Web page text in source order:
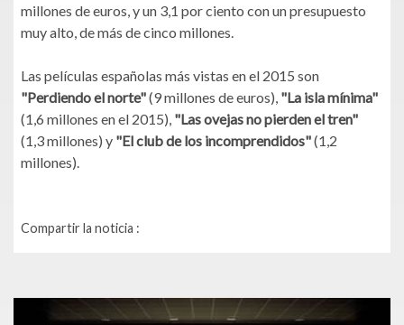
millones de euros, y un 3,1 por ciento con un presupuesto
muy alto, de más de cinco millones.
Las películas españolas más vistas en el 2015 son
"Perdiendo el norte"(9 millones de euros), "La isla mínima"
(1,6 millones en el 2015), "Las ovejas no pierden el tren"
(1,3 millones) y "El club de los incomprendidos"(1,2
millones).
Compartir la noticia :